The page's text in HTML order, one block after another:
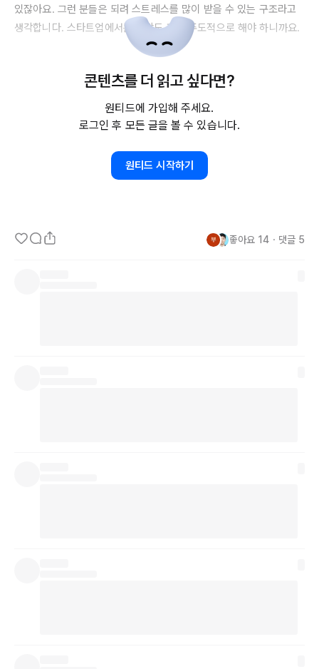
있잖아요. 그런 분들은 되려 스트레스를 많이 받을 수 있는 구조라고
생각합니다. 스타트업에서는 성장도 자기 주도적으로 해야 하니까요.
4. 체계가 중요하신 분, 어떤 불편함을 맞닥뜨렸을 때 누군가 해결하
겠지라고 생각하시는 분, 불확실성을 싫어하시는 분은 스타트업보다
는 안정적인 환경에서 잘 성장하실 수 있을 거라고 생각합니다.
5. 스타트업이 주는 장점 /단점
, 여러분은 어느 쪽에 더 손을 들어주시
콘텐츠를 더 읽고 싶다면?
원티드에 가입해 주세요.
로그인 후 모든 글을 볼 수 있습니다.
원티드 시작하기
좋아요 14・ 댓글 5